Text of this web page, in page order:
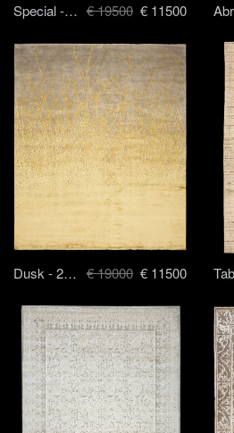
Special - 250x300 cm € 19500 € 11500
Dusk - 250x300 cm € 19000 € 11500